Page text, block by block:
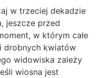
w trzeciej dekadzie
jeszcze przed
w którym całe
drobnych kwiatów
widowiska zależy
wiosna jest